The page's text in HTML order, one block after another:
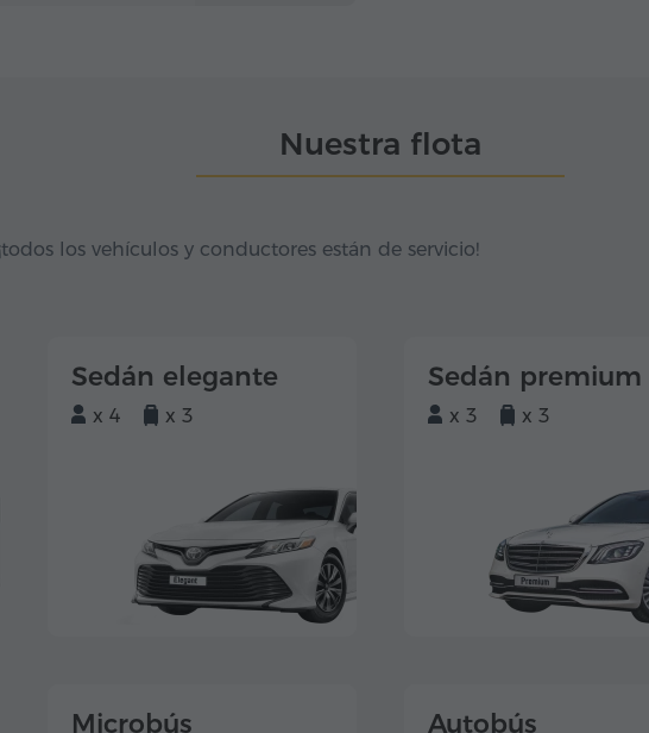
Nuestra flota
los vehículos y conductores están de servicio!
Sedán elegante
x 4 x 3
Sedán premium
x 3 x 3
Microbús Autobús